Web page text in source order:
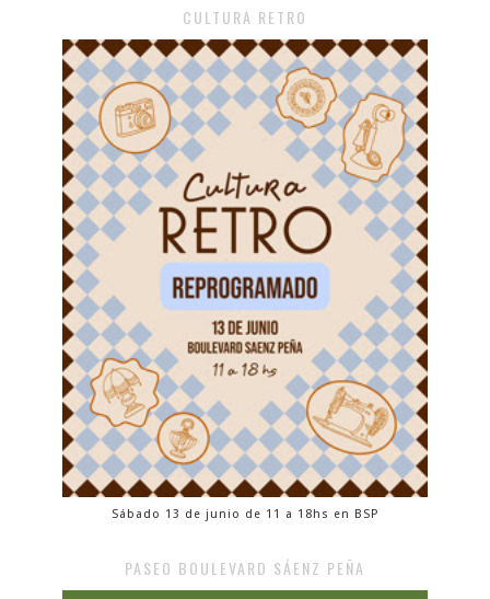
CULTURA RETRO
Sábado 13 de junio de 11 a 18hs en BSP
PASEO BOULEVARD SÁENZ PEÑA